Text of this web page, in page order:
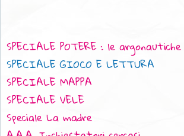
SPECIALE POTERE : le argonautiche
SPECIALE GIOCO E LETTURA
SPECIALE MAPPA
SPECIALE VELE
Speciale La madre